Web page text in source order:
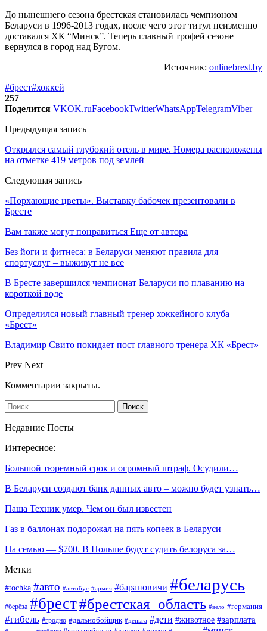
До нынешнего сезона брестская становилась чемпионом
Беларуси в 1996-2013 годах, после чего этот титул неизменно
доставался ХК “Минск”. Теперь главный трофей сезоне
вернулся в город над Бугом.
Источник: onlinebrest.by
#брест#хоккей
257
Поделится VKOK.ruFacebookTwitterWhatsAppTelegramViber
Предыдущая запись
Открылся самый глубокий отель в мире. Номера расположены
на отметке 419 метров под землей
Следующая запись
«Порхающие цветы». Выставку бабочек презентовали в
Бресте
Вам также могут понравиться Еще от автора
Без йоги и фитнеса: в Беларуси меняют правила для
спортуслуг – выживут не все
В Бресте завершился чемпионат Беларуси по плаванию на
короткой воде
Определился новый главный тренер хоккейного клуба
«Брест»
Владимир Свито покидает пост главного тренера ХК «Брест»
Prev Next
Комментарии закрыты.
Недавние Посты
Интересное:
Большой тюремный срок и огромный штраф. Осудили…
В Беларуси создают банк данных авто – можно будет узнать…
Паша Техник умер. Чем он был известен
Газ в баллонах подорожал на пять копеек в Беларуси
На семью — $700. В Польше будут судить белоруса за…
Метки
#tochka #авто #автобус #армия #барановичи #беларусь
#берёза #брест#брестская_область #вело #германия
#гибель #гродно #дальнобойщик #деньга #дети #животное #зарплата